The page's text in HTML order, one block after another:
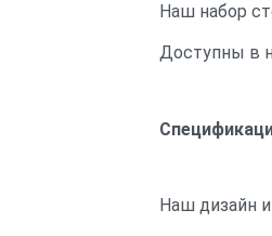
Наш набор
Доступны в
Наш дизайн